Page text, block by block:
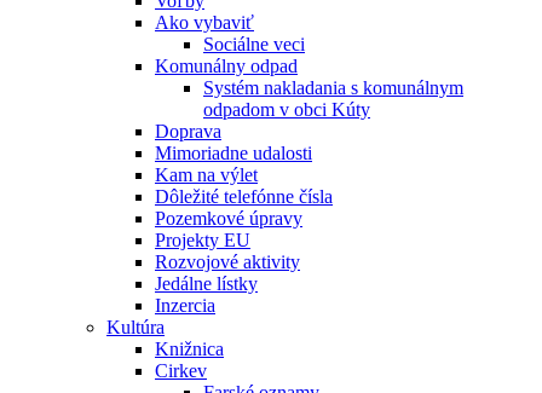
Ako vybaviť
Sociálne veci
Komunálny odpad
Systém nakladania s komunálnym
odpadom v obci Kúty
Doprava
Mimoriadne udalosti
Kam na výlet
Dôležité telefónne čísla
Pozemkové úpravy
Projekty EU
Rozvojové aktivity
Jedálne lístky
Inzercia
Kultúra
Knižnica
Cirkev